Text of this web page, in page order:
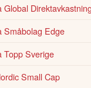
Global
Småbolag Edge
Topp Sverige
Small Cap